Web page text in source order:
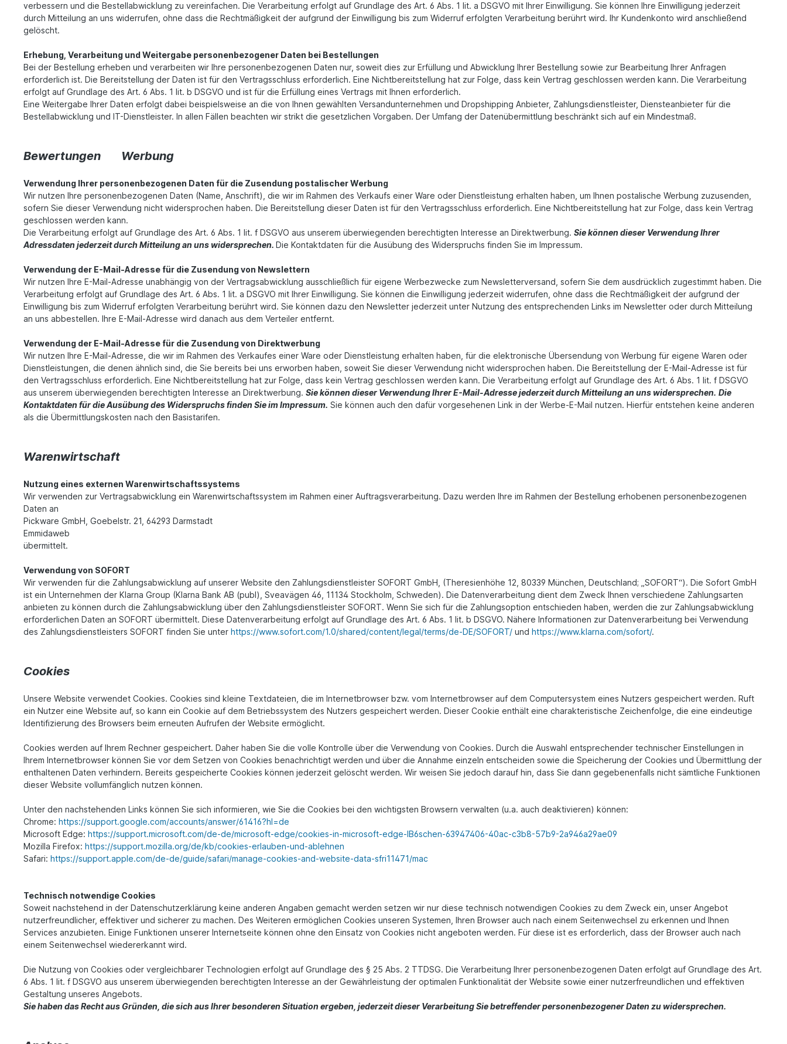
verbessern und die Bestellabwicklung zu vereinfachen. Die Verarbeitung erfolgt auf Grundlage des Art. 6 Abs. 1 lit. a DSGVO mit Ihrer Einwilligung. Sie können Ihre Einwilligung jederzeit
durch Mitteilung an uns widerrufen, ohne dass die Rechtmäßigkeit der aufgrund der Einwilligung bis zum Widerruf erfolgten Verarbeitung berührt wird. Ihr Kundenkonto wird anschließend
gelöscht.
Erhebung, Verarbeitung und Weitergabe personenbezogener Daten bei Bestellungen
Bei der Bestellung erheben und verarbeiten wir Ihre personenbezogenen Daten nur, soweit dies zur Erfüllung und Abwicklung Ihrer Bestellung sowie zur Bearbeitung Ihrer Anfragen
erforderlich ist. Die Bereitstellung der Daten ist für den Vertragsschluss erforderlich. Eine Nichtbereitstellung hat zur Folge, dass kein Vertrag geschlossen werden kann. Die Verarbeitung
erfolgt auf Grundlage des Art. 6 Abs. 1 lit. b DSGVO und ist für die Erfüllung eines Vertrags mit Ihnen erforderlich.
Eine Weitergabe Ihrer Daten erfolgt dabei beispielsweise an die von Ihnen gewählten Versandunternehmen und Dropshipping Anbieter, Zahlungsdienstleister, Diensteanbieter für die
Bestellabwicklung und IT-Dienstleister. In allen Fällen beachten wir strikt die gesetzlichen Vorgaben. Der Umfang der Datenübermittlung beschränkt sich auf ein Mindestmaß.
Bewertungen Werbung
Verwendung Ihrer personenbezogenen Daten für die Zusendung postalischer Werbung
Wir nutzen Ihre personenbezogenen Daten (Name, Anschrift), die wir im Rahmen des Verkaufs einer Ware oder Dienstleistung erhalten haben, um Ihnen postalische Werbung zuzusenden,
sofern Sie dieser Verwendung nicht widersprochen haben. Die Bereitstellung dieser Daten ist für den Vertragsschluss erforderlich. Eine Nichtbereitstellung hat zur Folge, dass kein Vertrag
geschlossen werden kann.
Die Verarbeitung erfolgt auf Grundlage des Art. 6 Abs. 1 lit. f DSGVO aus unserem überwiegenden berechtigten Interesse an Direktwerbung. Sie können dieser Verwendung Ihrer
Adressdaten jederzeit durch Mitteilung an uns widersprechen. Die Kontaktdaten für die Ausübung des Widerspruchs finden Sie im Impressum.
Verwendung der E-Mail-Adresse für die Zusendung von Newslettern
Wir nutzen Ihre E-Mail-Adresse unabhängig von der Vertragsabwicklung ausschließlich für eigene Werbezwecke zum Newsletterversand, sofern Sie dem ausdrücklich zugestimmt haben. Die
Verarbeitung erfolgt auf Grundlage des Art. 6 Abs. 1 lit. a DSGVO mit Ihrer Einwilligung. Sie können die Einwilligung jederzeit widerrufen, ohne dass die Rechtmäßigkeit der aufgrund der
Einwilligung bis zum Widerruf erfolgten Verarbeitung berührt wird. Sie können dazu den Newsletter jederzeit unter Nutzung des entsprechenden Links im Newsletter oder durch Mitteilung
an uns abbestellen. Ihre E-Mail-Adresse wird danach aus dem Verteiler entfernt.
Verwendung der E-Mail-Adresse für die Zusendung von Direktwerbung
Wir nutzen Ihre E-Mail-Adresse, die wir im Rahmen des Verkaufes einer Ware oder Dienstleistung erhalten haben, für die elektronische Übersendung von Werbung für eigene Waren oder
Dienstleistungen, die denen ähnlich sind, die Sie bereits bei uns erworben haben, soweit Sie dieser Verwendung nicht widersprochen haben. Die Bereitstellung der E-Mail-Adresse ist für
den Vertragsschluss erforderlich. Eine Nichtbereitstellung hat zur Folge, dass kein Vertrag geschlossen werden kann. Die Verarbeitung erfolgt auf Grundlage des Art. 6 Abs. 1 lit. f DSGVO
aus unserem überwiegenden berechtigten Interesse an Direktwerbung. Sie können dieser Verwendung Ihrer E-Mail-Adresse jederzeit durch Mitteilung an uns widersprechen. Die
Kontaktdaten für die Ausübung des Widerspruchs finden Sie im Impressum. Sie können auch den dafür vorgesehenen Link in der Werbe-E-Mail nutzen. Hierfür entstehen keine anderen
als die Übermittlungskosten nach den Basistarifen.
Warenwirtschaft
Nutzung eines externen Warenwirtschaftssystems
Wir verwenden zur Vertragsabwicklung ein Warenwirtschaftssystem im Rahmen einer Auftragsverarbeitung. Dazu werden Ihre im Rahmen der Bestellung erhobenen personenbezogenen
Daten an
Pickware GmbH, Goebelstr. 21, 64293 Darmstadt
Emmidaweb
übermittelt.
Verwendung von SOFORT
Wir verwenden für die Zahlungsabwicklung auf unserer Website den Zahlungsdienstleister SOFORT GmbH, (Theresienhöhe 12, 80339 München, Deutschland; „SOFORT“). Die Sofort GmbH
ist ein Unternehmen der Klarna Group (Klarna Bank AB (publ), Sveavägen 46, 11134 Stockholm, Schweden). Die Datenverarbeitung dient dem Zweck Ihnen verschiedene Zahlungsarten
anbieten zu können durch die Zahlungsabwicklung über den Zahlungsdienstleister SOFORT. Wenn Sie sich für die Zahlungsoption entschieden haben, werden die zur Zahlungsabwicklung
erforderlichen Daten an SOFORT übermittelt. Diese Datenverarbeitung erfolgt auf Grundlage des Art. 6 Abs. 1 lit. b DSGVO. Nähere Informationen zur Datenverarbeitung bei Verwendung
des Zahlungsdienstleisters SOFORT finden Sie unter https://www.sofort.com/1.0/shared/content/legal/terms/de-DE/SOFORT/ und https://www.klarna.com/sofort/.
Cookies
Unsere Website verwendet Cookies. Cookies sind kleine Textdateien, die im Internetbrowser bzw. vom Internetbrowser auf dem Computersystem eines Nutzers gespeichert werden. Ruft
ein Nutzer eine Website auf, so kann ein Cookie auf dem Betriebssystem des Nutzers gespeichert werden. Dieser Cookie enthält eine charakteristische Zeichenfolge, die eine eindeutige
Identifizierung des Browsers beim erneuten Aufrufen der Website ermöglicht.
Cookies werden auf Ihrem Rechner gespeichert. Daher haben Sie die volle Kontrolle über die Verwendung von Cookies. Durch die Auswahl entsprechender technischer Einstellungen in
Ihrem Internetbrowser können Sie vor dem Setzen von Cookies benachrichtigt werden und über die Annahme einzeln entscheiden sowie die Speicherung der Cookies und Übermittlung der
enthaltenen Daten verhindern. Bereits gespeicherte Cookies können jederzeit gelöscht werden. Wir weisen Sie jedoch darauf hin, dass Sie dann gegebenenfalls nicht sämtliche Funktionen
dieser Website vollumfänglich nutzen können.
Unter den nachstehenden Links können Sie sich informieren, wie Sie die Cookies bei den wichtigsten Browsern verwalten (u.a. auch deaktivieren) können:
Chrome: https://support.google.com/accounts/answer/61416?hl=de
Microsoft Edge: https://support.microsoft.com/de-de/microsoft-edge/cookies-in-microsoft-edge-lB6schen-63947406-40ac-c3b8-57b9-2a946a29ae09
Mozilla Firefox: https://support.mozilla.org/de/kb/cookies-erlauben-und-ablehnen
Safari: https://support.apple.com/de-de/guide/safari/manage-cookies-and-website-data-sfri11471/mac
Technisch notwendige Cookies
Soweit nachstehend in der Datenschutzerklärung keine anderen Angaben gemacht werden setzen wir nur diese technisch notwendigen Cookies zu dem Zweck ein, unser Angebot
nutzerfreundlicher, effektiver und sicherer zu machen. Des Weiteren ermöglichen Cookies unseren Systemen, Ihren Browser auch nach einem Seitenwechsel zu erkennen und Ihnen
Services anzubieten. Einige Funktionen unserer Internetseite können ohne den Einsatz von Cookies nicht angeboten werden. Für diese ist es erforderlich, dass der Browser auch nach
einem Seitenwechsel wiedererkannt wird.
Die Nutzung von Cookies oder vergleichbarer Technologien erfolgt auf Grundlage des § 25 Abs. 2 TTDSG. Die Verarbeitung Ihrer personenbezogenen Daten erfolgt auf Grundlage des Art.
6 Abs. 1 lit. f DSGVO aus unserem überwiegenden berechtigten Interesse an der Gewährleistung der optimalen Funktionalität der Website sowie einer nutzerfreundlichen und effektiven
Gestaltung unseres Angebots.
Sie haben das Recht aus Gründen, die sich aus Ihrer besonderen Situation ergeben, jederzeit dieser Verarbeitung Sie betreffender personenbezogener Daten zu widersprechen.